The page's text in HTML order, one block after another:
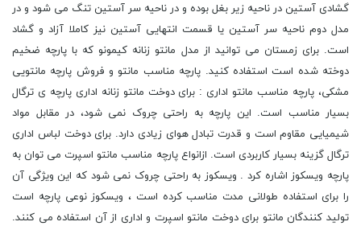
گشادی آستین در ناحیه زیر بغل بوده و در ناحیه سر آستین تنگ می شود و در
مدل دوم ناحیه سر آستین یا قسمت انتهایی آستین نیز کاملا آزاد و گشاد
است. برای زمستان می توانید از مدل مانتو زنانه کیمونو که با پارچه ضخیم
دوخته شده است استفاده کنید. پارچه مناسب مانتو و فروش پارچه مانتویی
مشکی، پارچه مناسب مانتو اداری : برای دوخت مانتو زنانه اداری پارچه ی ترگال
بسیار مناسب است. این پارچه به راحتی چروک نمی شود، در مقابل مواد
شیمیایی مقاوم است و قدرت تبادل هوای زیادی دارد. برای دوخت لباس اداری
ترگال گزینه بسیار کاربردی است. ازانواع پارچه مناسب مانتو اسپرت می توان به
پارچه ویسکوز اشاره کرد . ویسکوز به راحتی چروک نمی شود که این ویژگی آن
را برای استفاده طولانی مدت مناسب کرده است ، ویسکوز نوعی پارچه است
تولید کنندگان مانتو برای دوخت مانتو اسپرت و اداری از آن استفاده می کنند.